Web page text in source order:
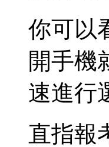
你可以
開手機
速進行
直指報